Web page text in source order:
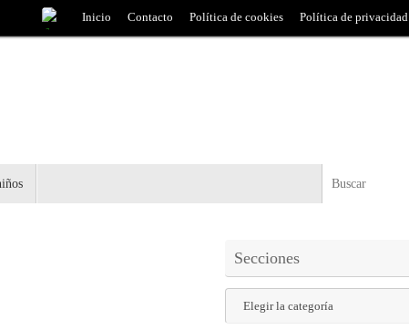
Inicio Contacto Política de cookies Política de privacidad
Secciones